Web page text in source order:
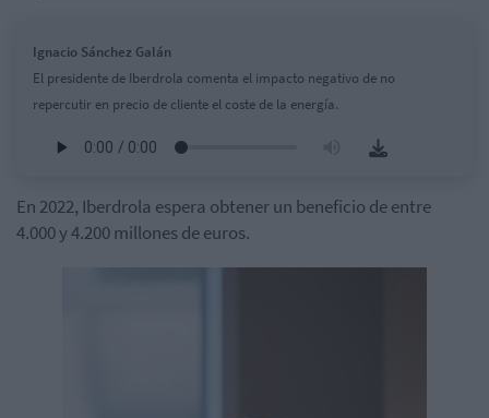
Ignacio Sánchez Galán
El presidente de Iberdrola comenta el impacto negativo de no
repercutir en precio de cliente el coste de la energía.
En 2022, Iberdrola espera obtener un beneficio de entre
4.000 y 4.200 millones de euros.